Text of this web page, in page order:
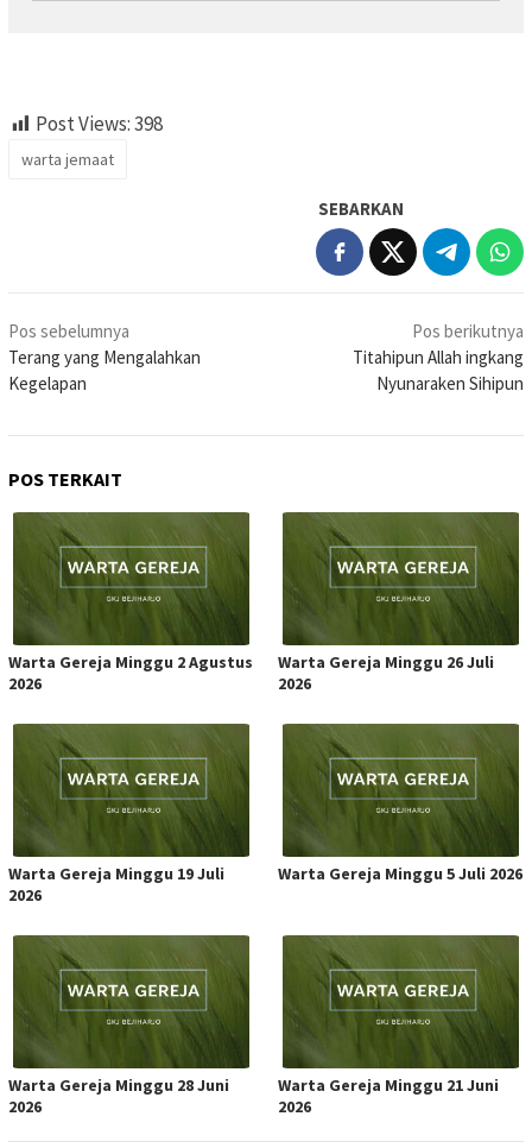
Post Views:398
warta jemaat
SEBARKAN
Navigasi
pos
Pos sebelumnya
Terang yang Mengalahkan
Kegelapan
Pos berikutnya
Titahipun Allah ingkang
Nyunaraken Sihipun
POS TERKAIT
Warta Gereja Minggu 2 Agustus
2026
Warta Gereja Minggu 26 Juli
2026
Warta Gereja Minggu 19 Juli
2026
Warta Gereja Minggu 5 Juli 2026
Warta Gereja Minggu 28 Juni
2026
Warta Gereja Minggu 21 Juni
2026